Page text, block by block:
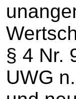
§ 4 Nr.
UWG